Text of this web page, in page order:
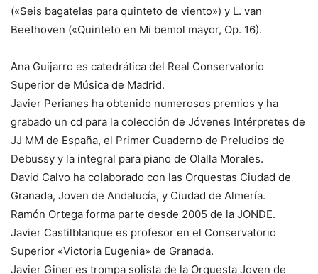
(«Seis bagatelas para quinteto de viento») y L. van
Beethoven («Quinteto en Mi bemol mayor, Op. 16).
Ana Guijarro es catedrática del Real Conservatorio
Superior de Música de Madrid.
Javier Perianes ha obtenido numerosos premios y ha
grabado un cd para la colección de Jóvenes Intérpretes de
JJ MM de España, el Primer Cuaderno de Preludios de
Debussy y la integral para piano de Olalla Morales.
David Calvo ha colaborado con las Orquestas Ciudad de
Granada, Joven de Andalucía, y Ciudad de Almería.
Ramón Ortega forma parte desde 2005 de la JONDE.
Javier Castilblanque es profesor en el Conservatorio
Superior «Victoria Eugenia» de Granada.
Javier Giner es trompa solista de la Orquesta Joven de